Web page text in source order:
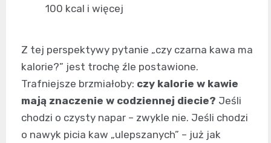
100 kcal i więcej
Z tej perspektywy pytanie „czy czarna kawa ma
kalorie?” jest trochę źle postawione.
Trafniejsze brzmiałoby: czy kalorie w kawie
mają znaczenie w codziennej diecie? Jeśli
chodzi o czysty napar – zwykle nie. Jeśli chodzi
o nawyk picia kaw „ulepszanych” – już jak